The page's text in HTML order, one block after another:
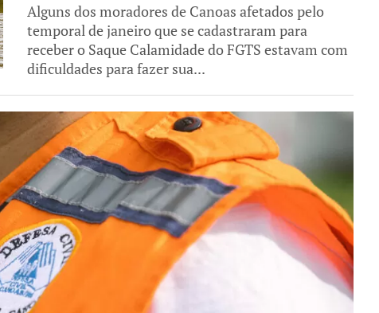
Alguns dos moradores de Canoas afetados pelo
temporal de janeiro que se cadastraram para
receber o Saque Calamidade do FGTS estavam com
dificuldades para fazer sua...